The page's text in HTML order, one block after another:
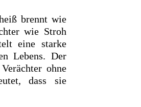
brennt wie
wie Stroh
eine starke
Lebens. Der
ohne
dass sie